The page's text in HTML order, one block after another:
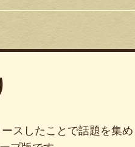
スしたことで話題を集め